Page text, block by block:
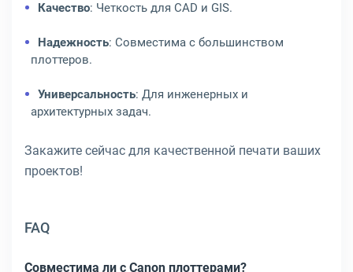
Качество: Четкость для CAD и GIS.
Надежность: Совместима с большинством
плоттеров.
Универсальность: Для инженерных и
архитектурных задач.
Закажите сейчас для качественной печати ваших
проектов!
FAQ
Совместима ли с Canon плоттерами?